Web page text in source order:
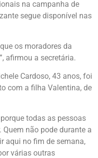
na campanha de
segue disponível nas
os moradores da
afirmou a secretária.
Cardoso, 43 anos, foi
com a filha Valentina, de
todas as pessoas
não pode durante a
aqui no fim de semana,
várias outras